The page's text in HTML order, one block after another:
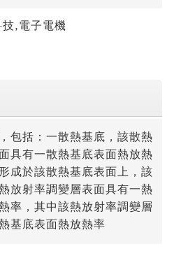
,電子電機
包括：一散熱基底，該散熱
具有一散熱基底表面熱放熱
成於該散熱基底表面上，該
放射率調變層表面具有一熱
率，其中該熱放射率調變層
基底表面熱放熱率